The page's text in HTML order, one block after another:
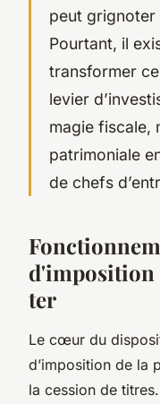
peut grignoter
Pourtant, il
transformer
levier
magie fiscale,
patrimoniale
de chefs
d'imposition
ter
Le cœur du
d’imposition de la
la cession de